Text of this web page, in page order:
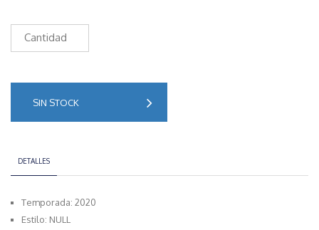
Cantidad
SIN STOCK
DETALLES
Temporada: 2020
Estilo: NULL